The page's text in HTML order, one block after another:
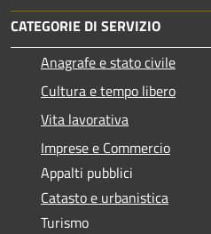
CATEGORIE DI SERVIZIO
Anagrafe e stato civile
Cultura e tempo libero
Vita lavorativa
Imprese e Commercio
Appalti pubblici
Catasto e urbanistica
Turismo